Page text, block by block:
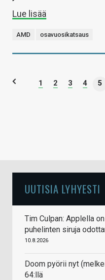
Lue lisää
AMD osavuosikatsaus
1 2 3 4 5
UUTISIA LYHYESTI
Tim Culpan: Applella
puhelinten siruja
10.8.2026
Doom pyörii nyt
64:llä